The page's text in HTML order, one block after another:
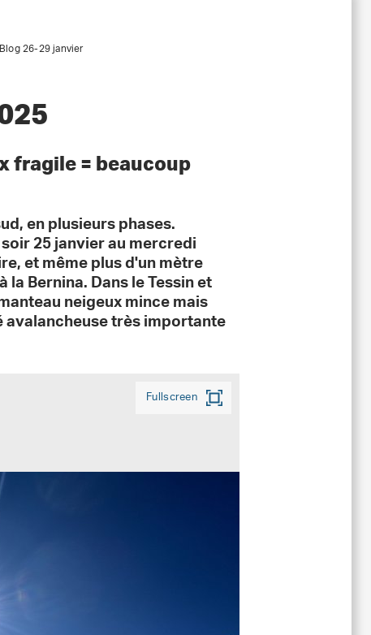
26-29 janvier
fragile = beaucoup
en plusieurs phases.
25 janvier au mercredi
et même plus d'un mètre
Bernina. Dans le Tessin et
neigeux mince mais
très importante
Fullscreen